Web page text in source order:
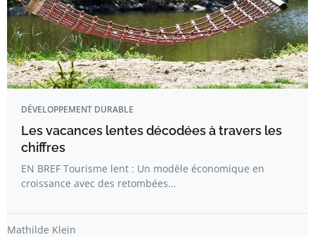
DÉVELOPPEMENT DURABLE
Les vacances lentes décodées à travers les
chiffres
EN BREF Tourisme lent : Un modèle économique en
croissance avec des retombées…
Mathilde Klein